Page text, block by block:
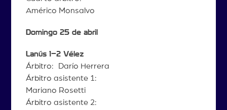
Américo Monsalvo
Domingo 25 de abril
Lanús 1–2 Vélez
Árbitro: Darío Herrera
Árbitro asistente 1:
Mariano Rosetti
Árbitro asistente 2: